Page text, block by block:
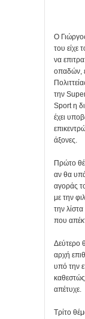
Ο
του είχε
να
οπαδών,
την
Sport η
έχει
άξονες.
Πρώτο
αν θα
αγοράς
με την
την
που
Δεύτερο
αρχή
υπό την
απέτυχε.
Τρίτο